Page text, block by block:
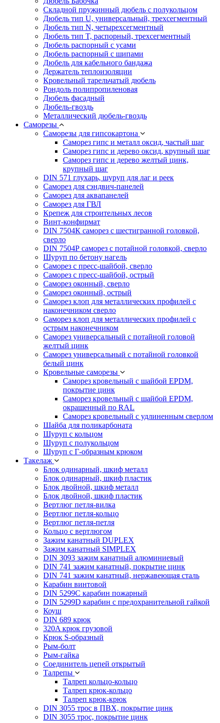
Складной пружинный дюбель с полукольцом
Дюбель тип U, универсальный, трехсегментный
Дюбель тип N, четырехсегментный
Дюбель тип T, распорный, трехсегментный
Дюбель распорный с усами
Дюбель распорный с шипами
Дюбель для кабельного бандажа
Держатель теплоизоляции
Кровельный тарельчатый дюбель
Рондоль полипропиленовая
Дюбель фасадный
Дюбель-гвоздь
Металлический дюбель-гвоздь
Саморезы
Саморезы для гипсокартона
Саморез гипс и металл оксид, частый шаг
Саморез гипс и дерево оксид, крупный шаг
Саморез гипс и дерево желтый цинк,
крупный шаг
DIN 571 глухарь, шуруп для лаг и реек
Саморез для сэндвич-панелей
Саморез для аквапанелей
Саморез для ГВЛ
Крепеж для строительных лесов
Винт-конфирмат
DIN 7504К саморез с шестигранной головкой,
сверло
DIN 7504Р саморез с потайной головкой, сверло
Шуруп по бетону нагель
Саморез с пресс-шайбой, сверло
Саморез с пресс-шайбой, острый
Саморез оконный, сверло
Саморез оконный, острый
Саморез клоп для металлических профилей с
наконечником сверло
Саморез клоп для металлических профилей с
острым наконечником
Саморез универсальный с потайной головой
желтый цинк
Саморез универсальный с потайной головкой
белый цинк
Кровельные саморезы
Саморез кровельный с шайбой EPDM,
покрытие цинк
Саморез кровельный с шайбой EPDM,
окрашенный по RAL
Саморез кровельный с удлиненным сверлом
Шайба для поликарбоната
Шуруп с кольцом
Шуруп с полукольцом
Шуруп с Г-образным крюком
Такелаж
Блок одинарный, шкиф металл
Блок одинарный, шкиф пластик
Блок двойной, шкиф металл
Блок двойной, шкиф пластик
Вертлюг петля-вилка
Вертлюг петля-кольцо
Вертлюг петля-петля
Кольцо с вертлюгом
Зажим канатный DUPLEX
Зажим канатный SIMPLEX
DIN 3093 зажим канатный алюминиевый
DIN 741 зажим канатный, покрытие цинк
DIN 741 зажим канатный, нержавеющая сталь
Карабин винтовой
DIN 5299C карабин пожарный
DIN 5299D карабин с предохранительной гайкой
Коуш
DIN 689 крюк
320A крюк грузовой
Крюк S-образный
Рым-болт
Рым-гайка
Соединитель цепей открытый
Талрепы
Талреп кольцо-кольцо
Талреп крюк-кольцо
Талреп крюк-крюк
DIN 3055 трос в ПВХ, покрытие цинк
DIN 3055 трос, покрытие цинк